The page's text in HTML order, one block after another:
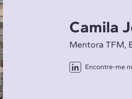
Camila
Mentora TFM,
Encontre-me